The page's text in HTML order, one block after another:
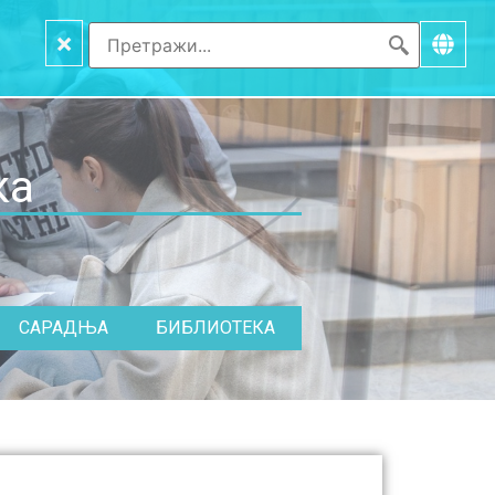
×
САРАДЊА БИБЛИОТЕКА